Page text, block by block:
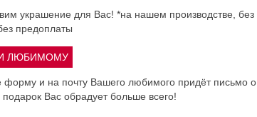
украшение для Вас! *на нашем производстве, без
предоплаты
форму и на почту Вашего любимого придёт письмо о
подарок Вас обрадует больше всего!